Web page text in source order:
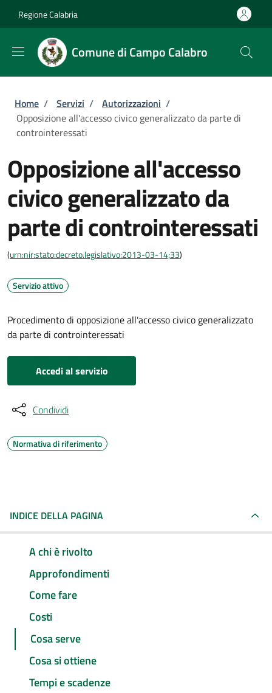
Regione Calabria
Comune di Campo Calabro
Briciole di pane
Home / Servizi / Autorizzazioni /
Opposizione all'accesso civico generalizzato da parte di
controinteressati
Opposizione all'accesso
civico generalizzato da
parte di controinteressati
(urn:nir:stato:decreto.legislativo:2013-03-14;33)
Servizio attivo
Procedimento di opposizione all'accesso civico generalizzato
da parte di controinteressati
Accedi al servizio
Condividi
Normativa di riferimento
INDICE DELLA PAGINA
A chi è rivolto
Approfondimenti
Come fare
Costi
Cosa serve
Cosa si ottiene
Tempi e scadenze